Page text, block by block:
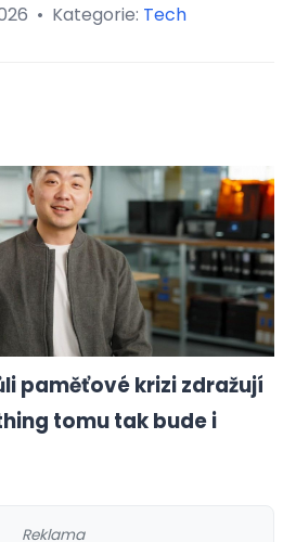
• Kategorie: Tech
paměťové krizi zdražují
tomu tak bude i
Reklama